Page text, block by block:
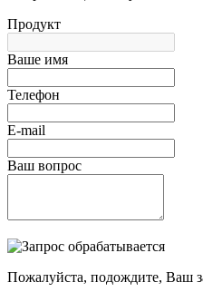
Продукт
Ваше имя
Телефон
E-mail
Ваш вопрос
Пожалуйста, подождите, Ваш